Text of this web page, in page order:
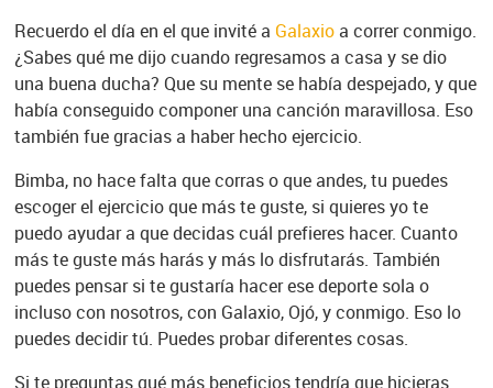
Recuerdo el día en el que invité a Galaxioa correr conmigo.
¿Sabes qué me dijo cuando regresamos a casa y se dio
una buena ducha? Que su mente se había despejado, y que
había conseguido componer una canción maravillosa. Eso
también fue gracias a haber hecho ejercicio.
Bimba, no hace falta que corras o que andes, tu puedes
escoger el ejercicio que más te guste, si quieres yo te
puedo ayudar a que decidas cuál prefieres hacer. Cuanto
más te guste más harás y más lo disfrutarás. También
puedes pensar si te gustaría hacer ese deporte sola o
incluso con nosotros, con Galaxio, Ojó, y conmigo. Eso lo
puedes decidir tú. Puedes probar diferentes cosas.
Si te preguntas qué más beneficios tendría que hicieras